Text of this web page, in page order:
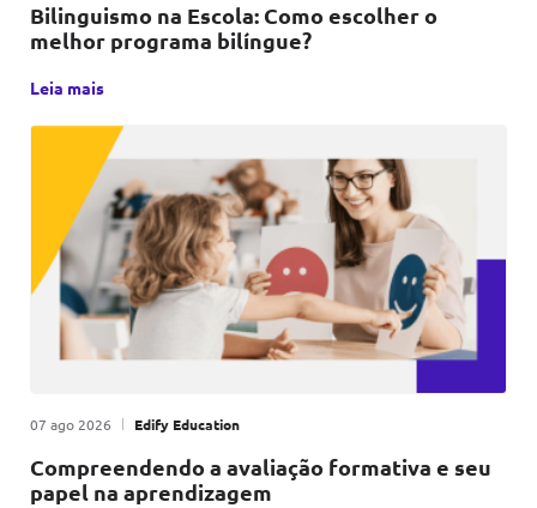
Bilinguismo na Escola: Como escolher o
melhor programa bilíngue?
Leia mais
Compreendendo a avaliação formativa e seu
papel na aprendizagem
Publicado em
07 ago 2026 | por
Edify Education